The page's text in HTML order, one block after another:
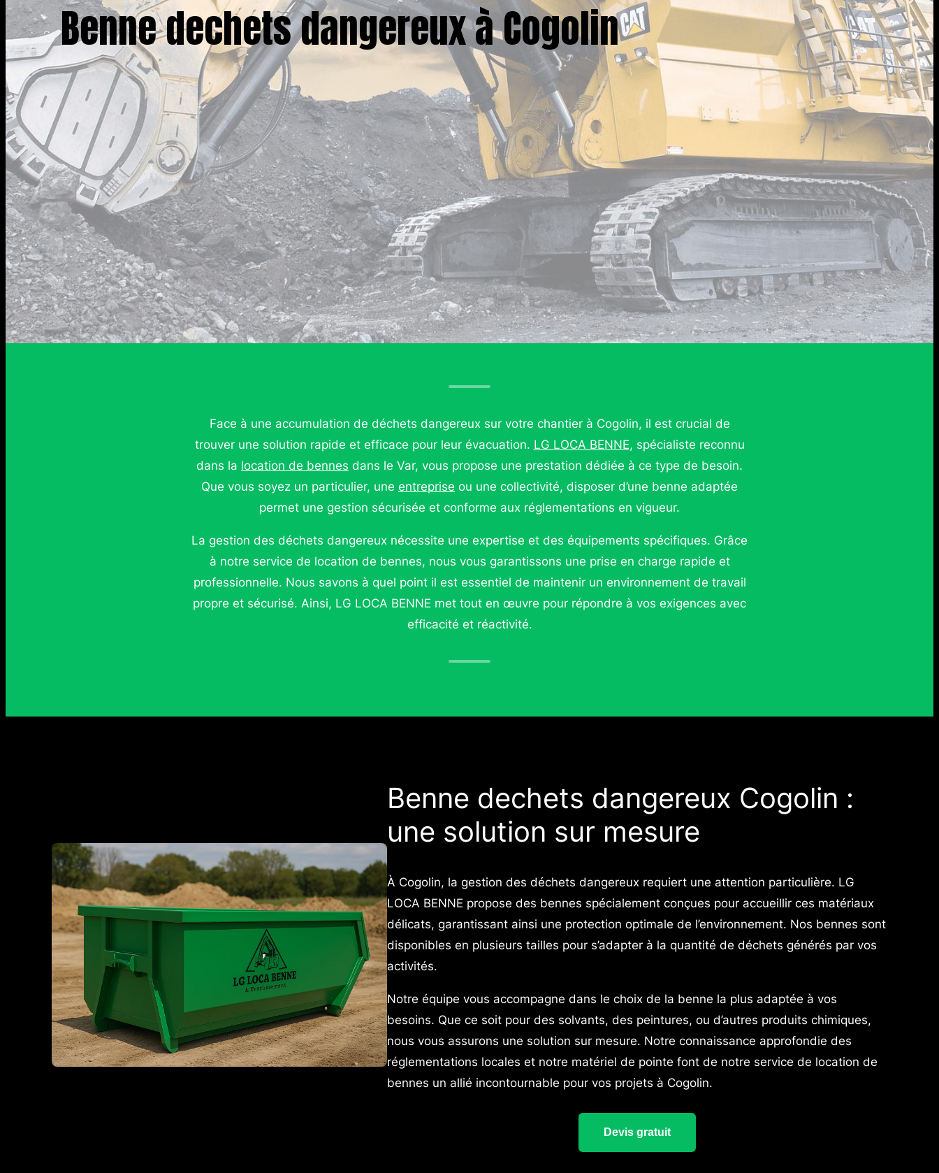
Benne dechets dangereux à Cogolin
Face à une accumulation de déchets dangereux sur votre chantier à Cogolin, il est crucial de
trouver une solution rapide et efficace pour leur évacuation. LG LOCA BENNE, spécialiste reconnu
dans la location de bennes dans le Var, vous propose une prestation dédiée à ce type de besoin.
Que vous soyez un particulier, une entreprise ou une collectivité, disposer d’une benne adaptée
permet une gestion sécurisée et conforme aux réglementations en vigueur.
La gestion des déchets dangereux nécessite une expertise et des équipements spécifiques. Grâce
à notre service de location de bennes, nous vous garantissons une prise en charge rapide et
professionnelle. Nous savons à quel point il est essentiel de maintenir un environnement de travail
propre et sécurisé. Ainsi, LG LOCA BENNE met tout en œuvre pour répondre à vos exigences avec
efficacité et réactivité.
Benne dechets dangereux Cogolin :
une solution sur mesure
À Cogolin, la gestion des déchets dangereux requiert une attention particulière. LG
LOCA BENNE propose des bennes spécialement conçues pour accueillir ces matériaux
délicats, garantissant ainsi une protection optimale de l’environnement. Nos bennes sont
disponibles en plusieurs tailles pour s’adapter à la quantité de déchets générés par vos
activités.
Notre équipe vous accompagne dans le choix de la benne la plus adaptée à vos
besoins. Que ce soit pour des solvants, des peintures, ou d’autres produits chimiques,
nous vous assurons une solution sur mesure. Notre connaissance approfondie des
réglementations locales et notre matériel de pointe font de notre service de location de
bennes un allié incontournable pour vos projets à Cogolin.
Devis gratuit